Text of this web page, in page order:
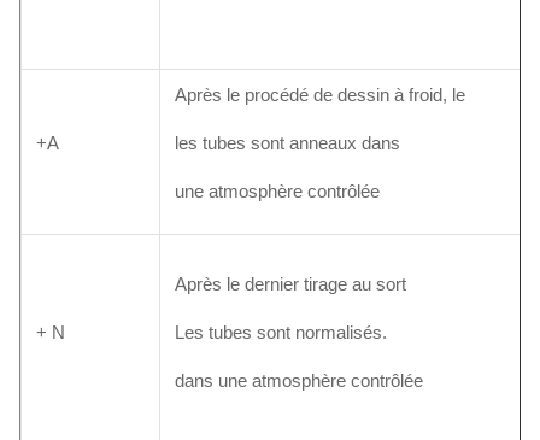
+A
Après le procédé de dessin à froid, le
les tubes sont anneaux dans
une atmosphère contrôlée
+ N
Après le dernier tirage au sort
Les tubes sont normalisés.
dans une atmosphère contrôlée